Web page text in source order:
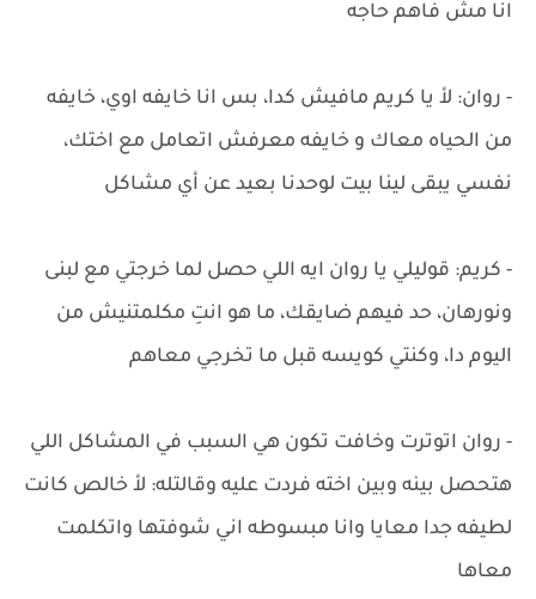
انا مش فاهم حاجه
- روان: لأ يا كريم مافيش كدا، بس انا خايفه اوي، خايفه
من الحياه معاك و خايفه معرفش اتعامل مع اختك،
نفسي يبقى لينا بيت لوحدنا بعيد عن أي مشاكل
- كريم: قوليلي يا روان ايه اللي حصل لما خرجتي مع لبنى
ونورهان، حد فيهم ضايقك، ما هو انتِ مكلمتنيش من
اليوم دا، وكنتي كويسه قبل ما تخرجي معاهم
- روان اتوترت وخافت تكون هي السبب في المشاكل اللي
هتحصل بينه وبين اخته فردت عليه وقالتله: لأ خالص كانت
لطيفه جدا معايا وانا مبسوطه اني شوفتها واتكلمت
معاها